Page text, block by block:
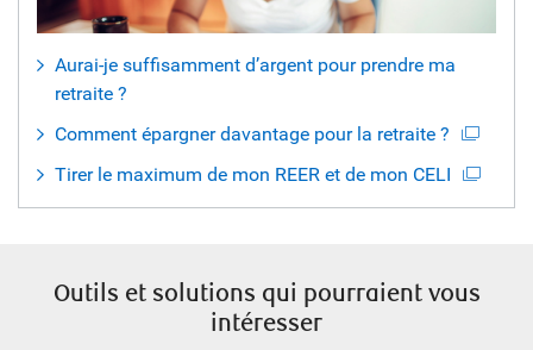
Aurai-je suffisamment d’argent pour prendre ma
retraite ?
Comment épargner davantage pour la retraite ?
Tirer le maximum de mon REER et de mon CELI
Outils et solutions qui pourraient vous
intéresser